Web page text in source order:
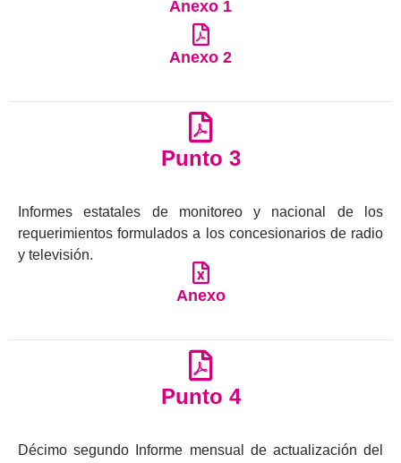
Anexo 1
Anexo 2
Punto 3
Informes estatales de monitoreo y nacional de los
requerimientos formulados a los concesionarios de radio
y televisión.
Anexo
Punto 4
Décimo segundo Informe mensual de actualización del